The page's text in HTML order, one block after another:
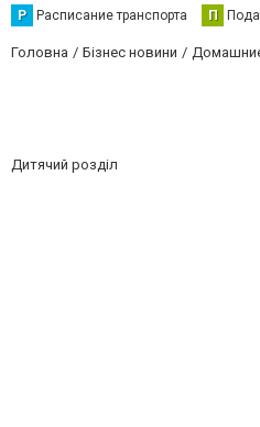
Р Расписание транспорта П
Головна Бізнес новини
Дитячий розділ